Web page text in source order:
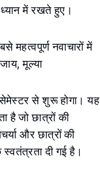
में रखते हुए।
महत्वपूर्ण नवाचारों में
मूल्या
सेमेस्टर से शुरू होगा। यह
है जो छात्रों की
और छात्रों की
दी गई है।